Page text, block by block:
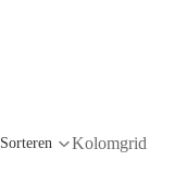
Sorteren Kolomgrid